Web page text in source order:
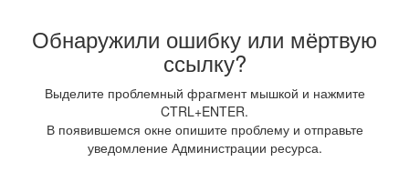
Обнаружили ошибку или мёртвую
ссылку?
Выделите проблемный фрагмент мышкой и нажмите
CTRL+ENTER.
В появившемся окне опишите проблему и отправьте
уведомление Администрации ресурса.